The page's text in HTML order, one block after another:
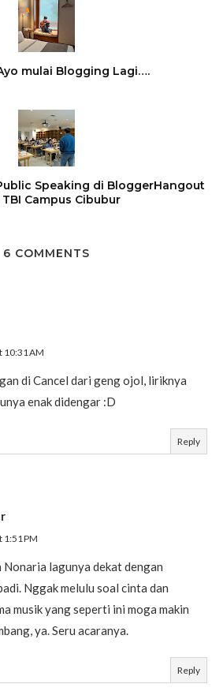
mulai Blogging Lagi….
Speaking di BloggerHangout
Campus Cibubur
6 COMMENTS
10:31 AM
di Cancel dari geng ojol, liriknya
enak didengar :D
Reply
1:51 PM
Nonaria lagunya dekat dengan
Nggak melulu soal cinta dan
musik yang seperti ini moga makin
ya. Seru acaranya.
Reply